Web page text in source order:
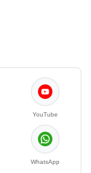
YouTube
WhatsApp